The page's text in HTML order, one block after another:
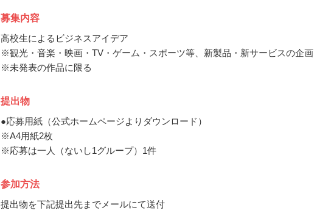
募集内容
高校生によるビジネスアイデア
※観光・音楽・映画・TV・ゲーム・スポーツ等、新製品・新サービスの企画
※未発表の作品に限る
提出物
●応募用紙（公式ホームページよりダウンロード）
※A4用紙2枚
※応募は一人（ないし1グループ）1件
参加方法
提出物を下記提出先までメールにて送付